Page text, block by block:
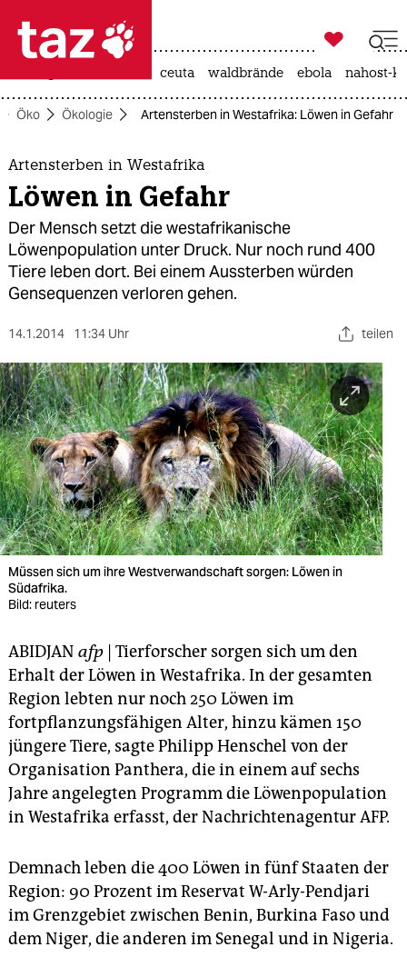
 taz zahl ich
taz zahl ich
themen
politik
öko
gesellschaft
kultur
sport
berlin
nord
wahrheit
verlag
verlag
veranstaltungen
fragen & hilfe
unterstützen
abo
genossenschaft
epaper login

taz zahl ich
ceuta waldbrände ebola nahost-
Öko Ökologie Artensterben in Westafrika: Löwen in Gefahr
Artensterben in Westafrika
Löwen in Gefahr
Der Mensch setzt die westafrikanische
Löwenpopulation unter Druck. Nur noch rund 400
Tiere leben dort. Bei einem Aussterben würden
Gensequenzen verloren gehen.
14.1.2014 11:34 Uhr teilen
Müssen sich um ihre Westverwandschaft sorgen: Löwen in
Südafrika.
Bild: reuters
ABIDJAN afp | Tierforscher sorgen sich um den
Erhalt der Löwen in Westafrika. In der gesamten
Region lebten nur noch 250 Löwen im
fortpflanzungsfähigen Alter, hinzu kämen 150
jüngere Tiere, sagte Philipp Henschel von der
Organisation Panthera, die in einem auf sechs
Jahre angelegten Programm die Löwenpopulation
in Westafrika erfasst, der Nachrichtenagentur AFP.
Demnach leben die 400 Löwen in fünf Staaten der
Region: 90 Prozent im Reservat W-Arly-Pendjari
im Grenzgebiet zwischen Benin, Burkina Faso und
dem Niger, die anderen im Senegal und in Nigeria.